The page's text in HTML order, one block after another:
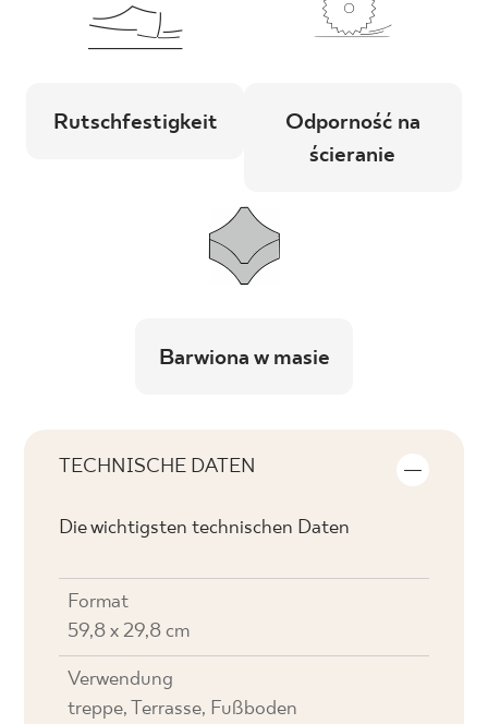
Rutschfestigkeit
Odporność na
ścieranie
Barwiona w masie
TECHNISCHE DATEN
Die wichtigsten technischen Daten
Format
59,8 x 29,8 cm
Verwendung
treppe, Terrasse, Fußboden